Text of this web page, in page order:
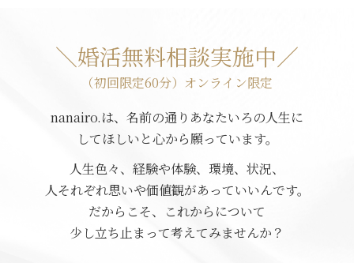
＼婚活無料相談実施中／
（初回限定60分）オンライン限定
nanairo.は、名前の通りあなたいろの人生に
してほしいと心から願っています。
人生色々、経験や体験、環境、状況、
人それぞれ思いや価値観があっていいんです。
だからこそ、これからについて
少し立ち止まって考えてみませんか？